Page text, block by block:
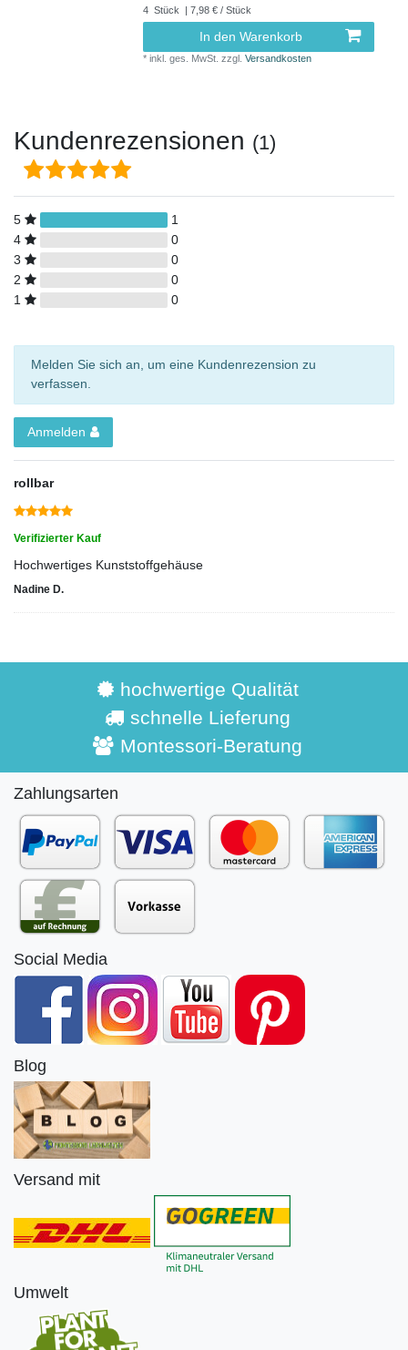
4 Stück | 7,98 € / Stück
In den Warenkorb
*inkl. ges. MwSt. zzgl.Versandkosten
Kundenrezensionen (1)
5
1
4
0
3
0
2
0
1
0
Melden Sie sich an, um eine Kundenrezension zu
verfassen.
Anmelden
rollbar
Verifizierter Kauf
Hochwertiges Kunststoffgehäuse
Nadine D.
hochwertige Qualität
schnelle Lieferung
Montessori-Beratung
Zahlungsarten
Social Media
Blog
Versand mit
Umwelt